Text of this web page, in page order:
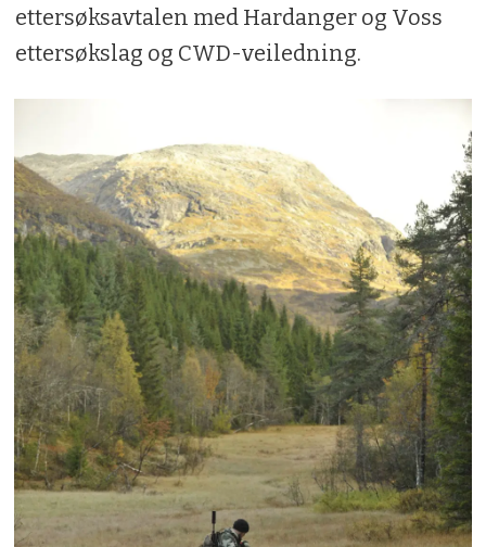
ettersøksavtalen med Hardanger og Voss
ettersøkslag og CWD-veiledning.